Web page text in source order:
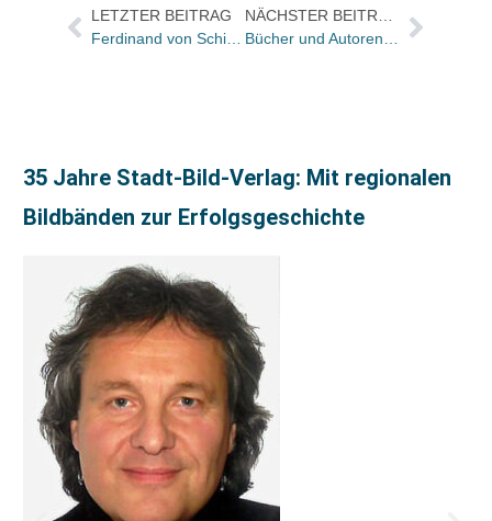
LETZTER BEITRAG
Ferdinand von Schirach erhält Großen Preis der Buchhändler Japans
35 Jahre Stadt-Bild-Verlag: Mit regionalen
Bildbänden zur Erfolgsgeschichte